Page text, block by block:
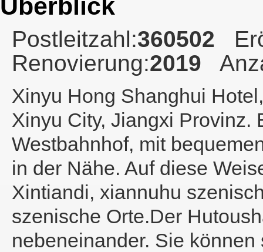
Überblick
Postleitzahl:360502
Renovierung:2019
Xinyu Hong Shanghui Hotel
Xinyu City, Jiangxi Provinz.
Westbahnhof, mit
in der Nähe. Auf diese
Xintiandi, xiannuhu
szenische Orte.Der
nebeneinander. Sie